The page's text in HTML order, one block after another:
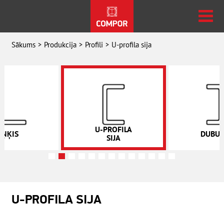
Sākums Produkcija Profili U-profila sija
U-PROFILA
SIJA
U-PROFILA SIJA